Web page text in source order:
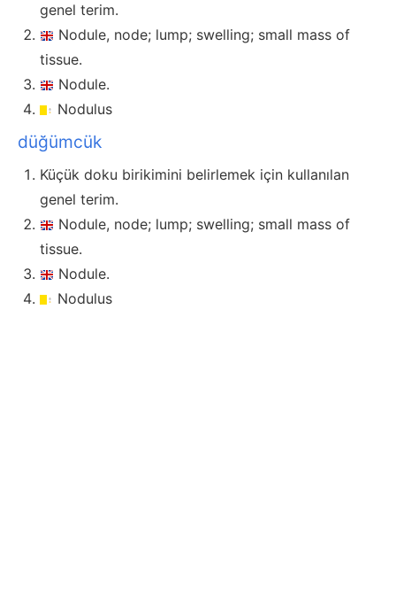
genel terim.
Nodule, node; lump; swelling; small mass of
tissue.
Nodule.
Nodulus
düğümcük
Küçük doku birikimini belirlemek için kullanılan
genel terim.
Nodule, node; lump; swelling; small mass of
tissue.
Nodule.
Nodulus